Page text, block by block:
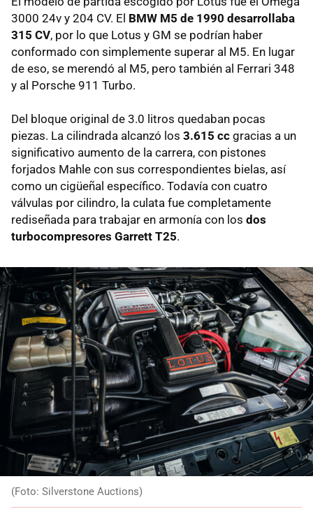
3000 24v y 204 CV. El BMW M5 de 1990 desarrollaba
315 CV, por lo que Lotus y GM se podrían haber
conformado con simplemente superar al M5. En lugar
de eso, se merendó al M5, pero también al Ferrari 348
y al Porsche 911 Turbo.
Del bloque original de 3.0 litros quedaban pocas
piezas. La cilindrada alcanzó los 3.615 cc gracias a un
significativo aumento de la carrera, con pistones
forjados Mahle con sus correspondientes bielas, así
como un cigüeñal específico. Todavía con cuatro
válvulas por cilindro, la culata fue completamente
rediseñada para trabajar en armonía con los dos
turbocompresores Garrett T25.
(Foto: Silverstone Auctions)